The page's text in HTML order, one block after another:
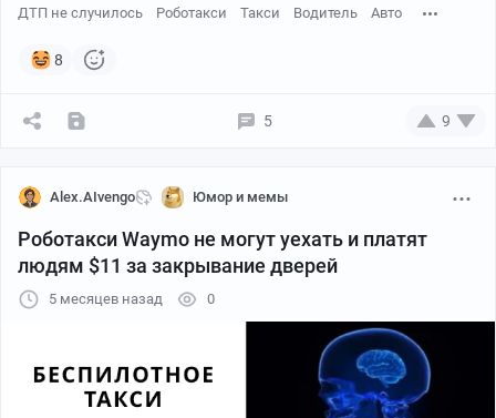
ДТП не случилось Роботакси Такси Водитель Авто
8
5 9
Alex.AIvengo Юмор и мемы
Роботакси Waymo не могут уехать и платят
людям $11 за закрывание дверей
5 месяцев назад 0